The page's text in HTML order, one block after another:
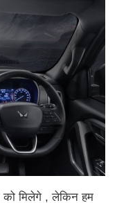
को मिलेगे , लेकिन हम